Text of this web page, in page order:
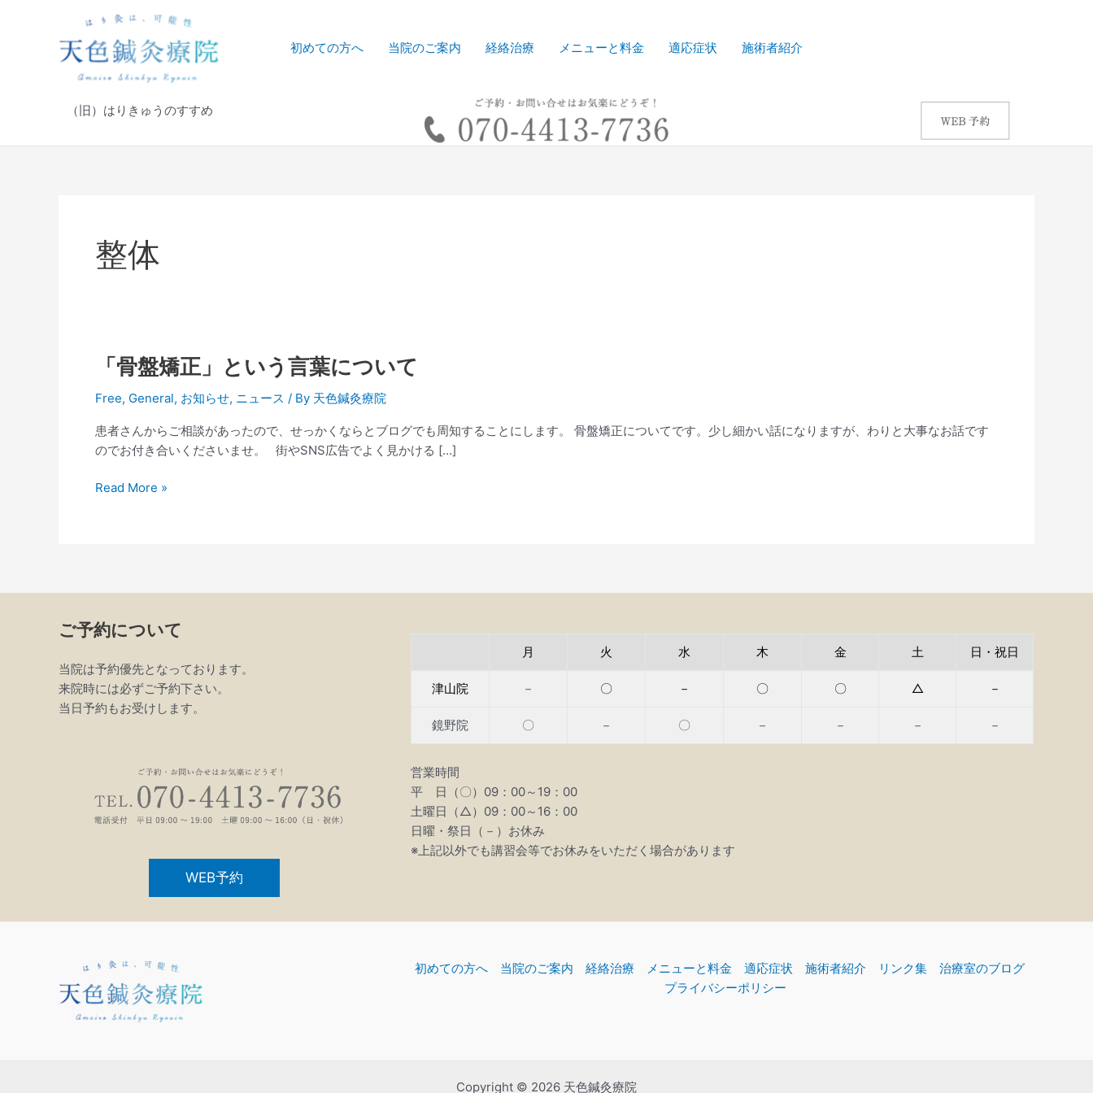
初めての方へ 当院のご案内 経絡治療 メニューと料金 適応症状 施術者紹介
（旧）はりきゅうのすすめ
整体
「骨盤矯正」という言葉について
Free, General, お知らせ, ニュース / By 天色鍼灸療院
患者さんからご相談があったので、せっかくならとブログでも周知することにします。 骨盤矯正についてです。少し細かい話になりますが、わりと大事なお話です
のでお付き合いくださいませ。 街やSNS広告でよく見かける […]
「骨
矯
正」
と
い
う
て
Read More »
ご予約について
当院は予約優先となっております。
来院時には必ずご予約下さい。
当日予約もお受けします。
WEB予約
月 火 水 木 金 土 日・祝日
津山院 － 〇 － 〇 〇 △ －
鏡野院 〇 － 〇 － － － －
営業時間
平 日（〇）09：00～19：00
土曜日（△）09：00～16：00
日曜・祭日（－）お休み
※上記以外でも講習会等でお休みをいただく場合があります
初めての方へ 当院のご案内 経絡治療 メニューと料金 適応症状 施術者紹介 リンク集
治療室のブログ
プライバシーポリシー
Copyright © 2026 天色鍼灸療院